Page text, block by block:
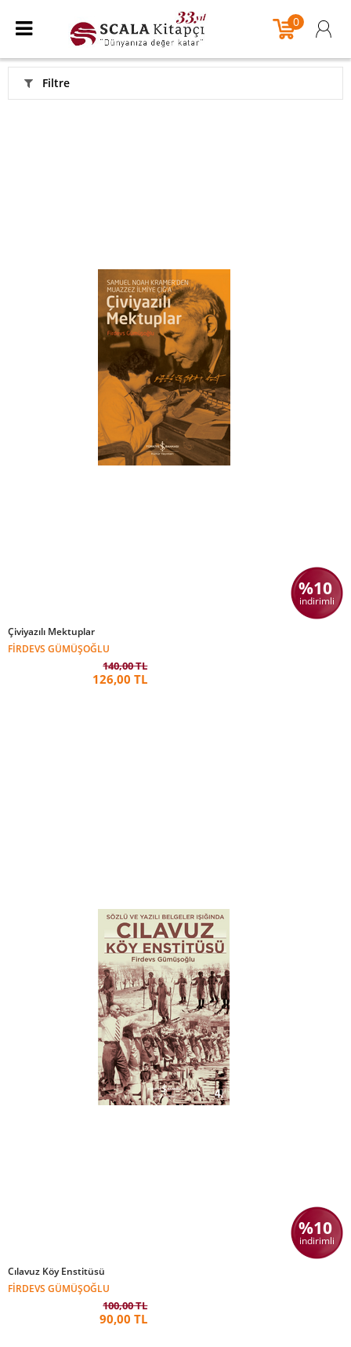
0
Filtre
%10
indirimli
Çiviyazılı Mektuplar
FIRDEVS GÜMÜŞOĞLU
140,00 TL
126,00 TL
%10
indirimli
Cılavuz Köy Enstitüsü
FIRDEVS GÜMÜŞOĞLU
100,00 TL
90,00 TL